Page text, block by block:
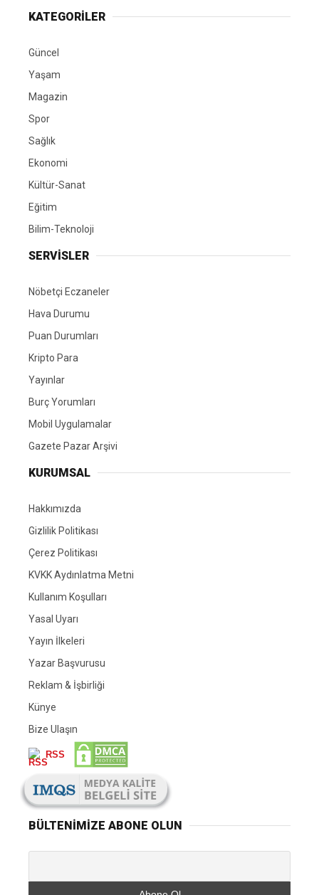
KATEGORİLER
Güncel
Yaşam
Magazin
Spor
Sağlık
Ekonomi
Kültür-Sanat
Eğitim
Bilim-Teknoloji
SERVİSLER
Nöbetçi Eczaneler
Hava Durumu
Puan Durumları
Kripto Para
Yayınlar
Burç Yorumları
Mobil Uygulamalar
Gazete Pazar Arşivi
KURUMSAL
Hakkımızda
Gizlilik Politikası
Çerez Politikası
KVKK Aydınlatma Metni
Kullanım Koşulları
Yasal Uyarı
Yayın İlkeleri
Yazar Başvurusu
Reklam & İşbirliği
Künye
Bize Ulaşın
RSS
BÜLTENIMIZE ABONE OLUN